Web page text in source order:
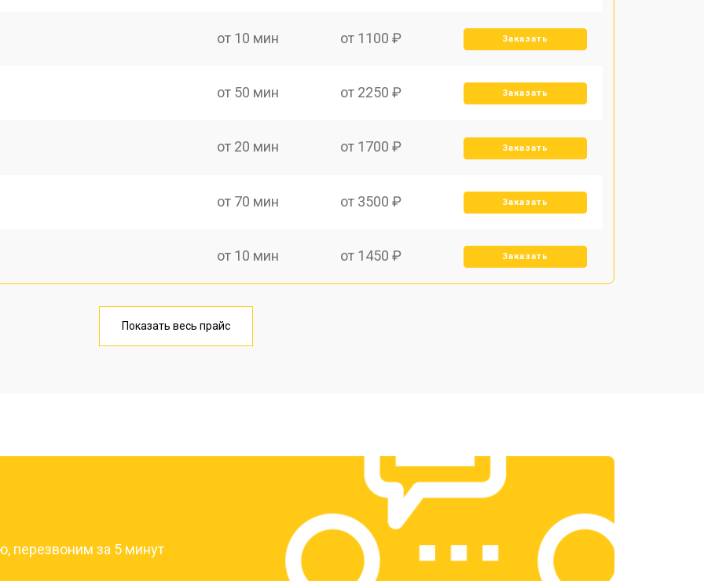
от 10 мин от 1100 ₽ Заказать
от 50 мин от 2250 ₽ Заказать
от 20 мин от 1700 ₽ Заказать
от 70 мин от 3500 ₽ Заказать
от 10 мин от 1450 ₽ Заказать
от 40 мин
от 3300 ₽
от 1400 ₽ Заказать
Показать весь прайс
перезвоним за 5 минут